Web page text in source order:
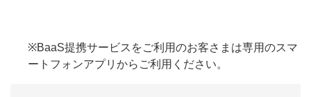
※BaaS提携サービスをご利用のお客さまは専用のスマ
ートフォンアプリからご利用ください。